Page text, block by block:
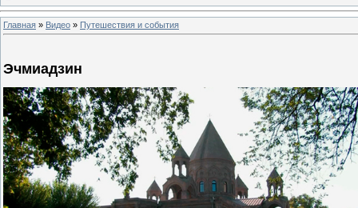
Главная » Видео » Путешествия и события
Эчмиадзин